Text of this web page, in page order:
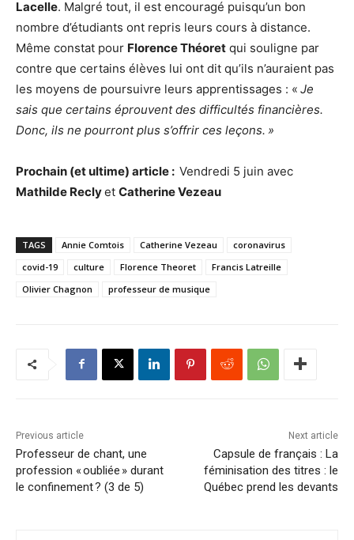
Lacelle. Malgré tout, il est encouragé puisqu’un bon
nombre d’étudiants ont repris leurs cours à distance.
Même constat pour Florence Théoret qui souligne par
contre que certains élèves lui ont dit qu’ils n’auraient pas
les moyens de poursuivre leurs apprentissages : « Je
sais que certains éprouvent des difficultés financières.
Donc, ils ne pourront plus s’offrir ces leçons. »
Prochain (et ultime) article : Vendredi 5 juin avec
Mathilde Reclyet Catherine Vezeau
TAGS Annie Comtois Catherine Vezeau
coronavirus
covid-19
culture Florence Theoret
Francis Latreille
Olivier Chagnon
professeur de musique
Previous article
Professeur de chant, une
profession « oubliée » durant
le confinement ? (3 de 5)
Next article
Capsule de français : La
féminisation des titres : le
Québec prend les devants